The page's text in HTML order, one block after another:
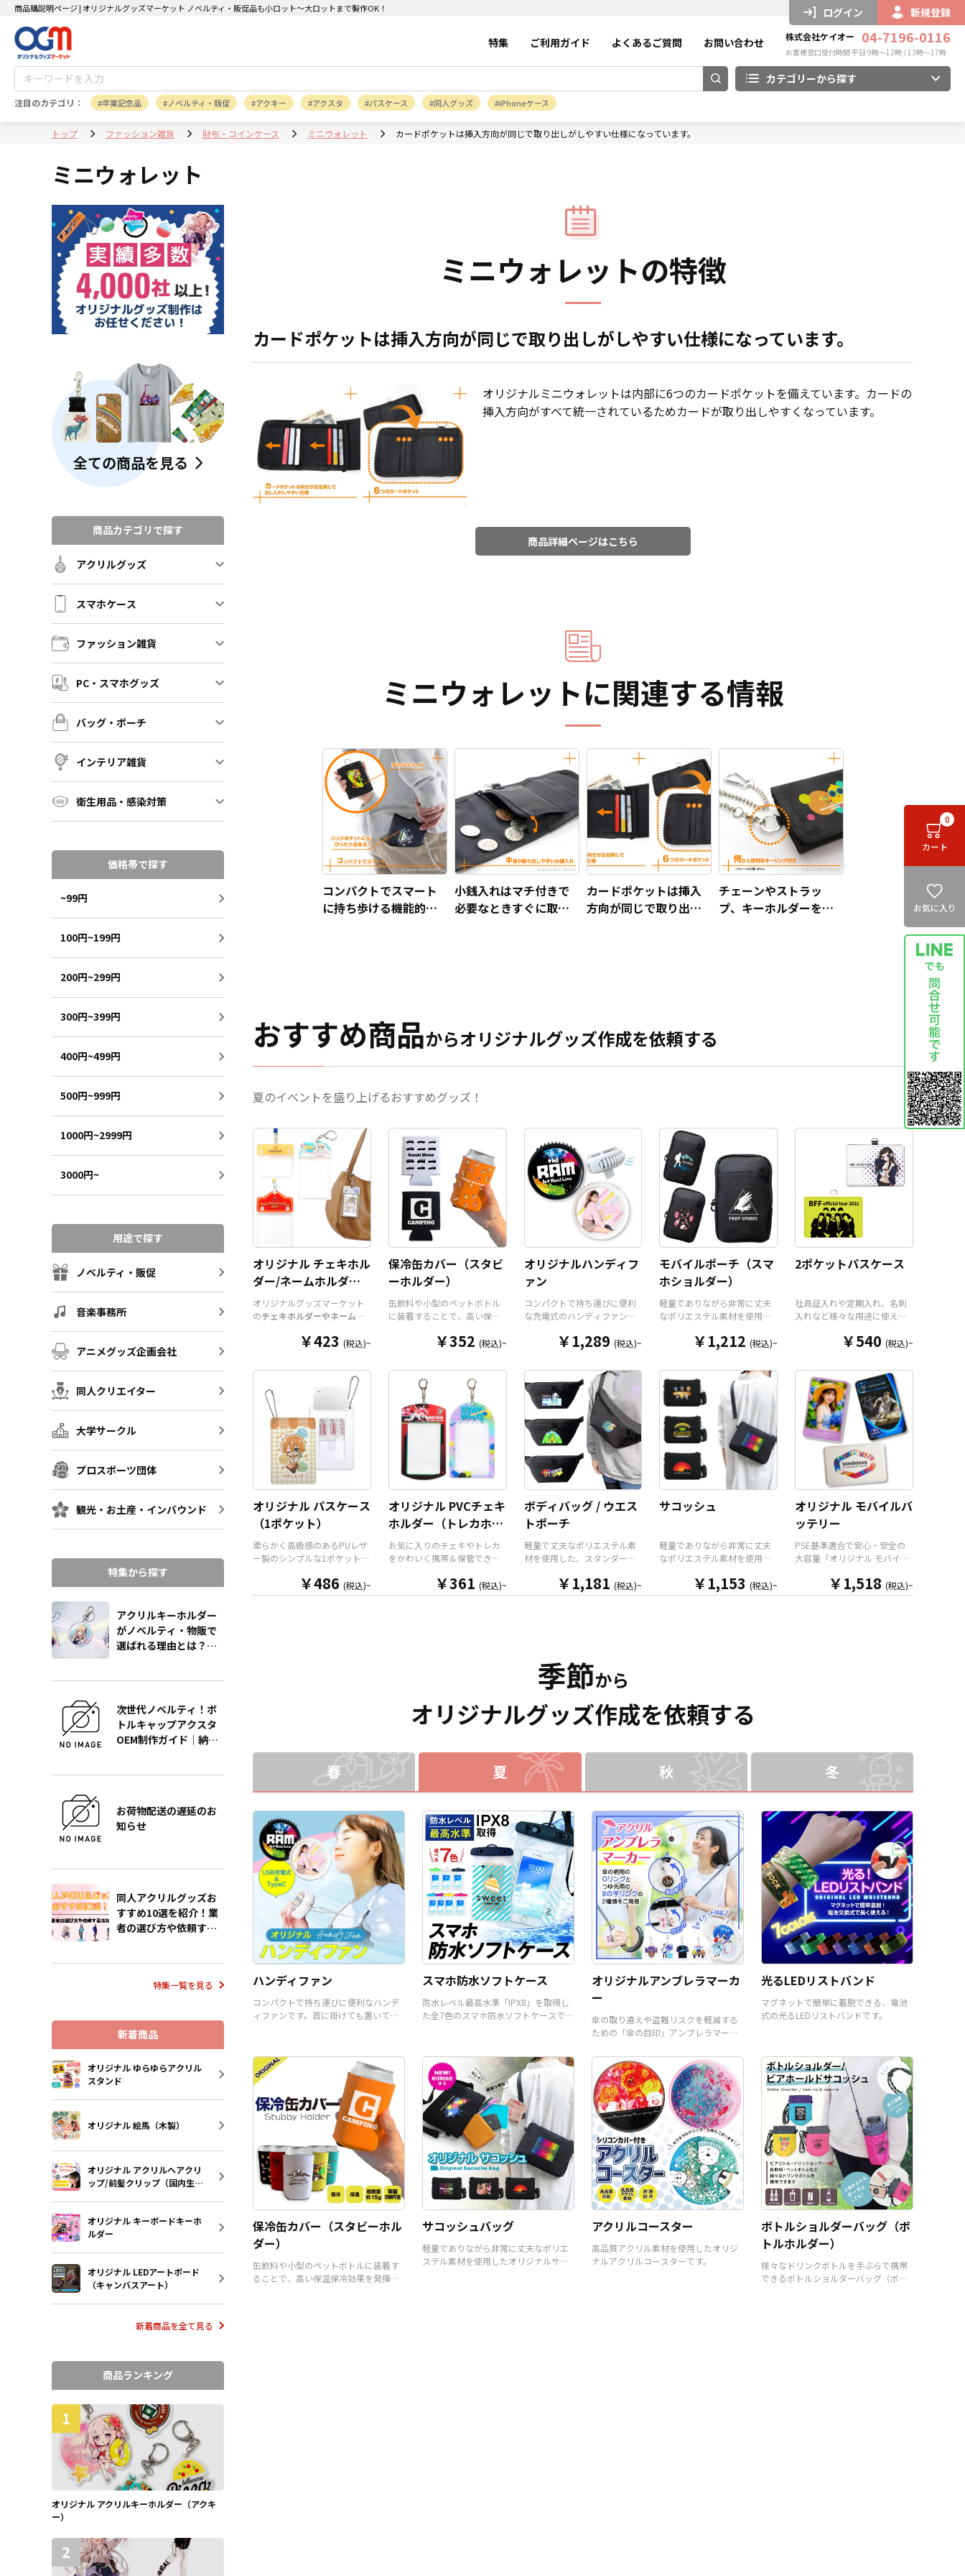
商品購説明ページ | オリジナルグッズマーケット ノベルティ・販促品も小ロット～大ロットまで製作OK！ ログイン 新規登録
特集 ご利用ガイド よくあるご質問 お問い合わせ 株式会社ケイオー 04-7196-0116
お客様窓口受付時間 平日 9時～12時 / 13時～17時
カテゴリーから探す
注目のカテゴリ： 卒業記念品 ノベルティ・販促 アクキー アクスタ パスケース 同人グッズ iPhoneケース
トップ ファッション雑貨 財布・コインケース ミニウォレット カードポケットは挿入方向が同じで取り出しがしやすい仕様になっています。
ミニウォレット
全ての商品を見る
商品カテゴリで探す
アクリルグッズ
スマホケース
ファッション雑貨
PC・スマホグッズ
バッグ・ポーチ
インテリア雑貨
衛生用品・感染対策
価格帯で探す
~99円
100円~199円
200円~299円
300円~399円
400円~499円
500円~999円
1000円~2999円
3000円~
用途で探す
ノベルティ・販促
音楽事務所
アニメグッズ企画会社
同人クリエイター
大学サークル
プロスポーツ団体
観光・お土産・インバウンド
特集から探す
アクリルキーホルダー
がノベルティ・物販で
選ばれる理由とは？販
次世代ノベルティ！ボ
トルキャップアクスタ
OEM制作ガイド｜納
お荷物配送の遅延のお
知らせ
同人アクリルグッズお
すすめ10選を紹介！業
者の選び方や依頼する
特集一覧を見る
新着商品
オリジナル ゆらゆらアクリル
スタンド
オリジナル 絵馬（木製）
オリジナル アクリルヘアクリ
ップ/前髪クリップ（国内生
オリジナル キーボードキーホ
ルダー
オリジナル LEDアートボード
（キャンバスアート）
新着商品を全て見る
商品ランキング
1
オリジナル アクリルキーホルダー（アクキ
ー）
2
ミニウォレットの特徴
カードポケットは挿入方向が同じで取り出しがしやすい仕様になっています。
オリジナルミニウォレットは内部に6つのカードポケットを備えています。カードの
挿入方向がすべて統一されているためカードが取り出しやすくなっています。
商品詳細ページはこちら
ミニウォレットに関連する情報
コンパクトでスマート
に持ち歩ける機能的な
小銭入れはマチ付きで
必要なときすぐに取り
カードポケットは挿入
方向が同じで取り出し
チェーンやストラッ
プ、キーホルダーをつ
おすすめ商品からオリジナルグッズ作成を依頼する
夏のイベントを盛り上げるおすすめグッズ！
オリジナル チェキホル
ダー/ネームホルダー/
チケットホルダー
オリジナルグッズマーケット
のチェキホルダーやネームホ
アクリル部分とホルダーパー
そうでなかったオリジナルグ
です。透明度が高く美し
いアクリルのヘッダーパーツ
と、オリジナル
のチケットホ
ルダーやチェキホルダー、ネ
ームホルダーでオリジナルの
ホルダーはデザイン次第でど
んなシーンでもマッチしま
す。ヘッダー部分はダイカッ
トでデザインにあわせた自由
ます。また長さ調整と安全機
能が付いたネックストラップ
ョンでチャームを追加した
り、ストラップをキーホルダ
す。 アニメ、エンタメ、スポ
￥423 (税込)~
保冷缶カバー（スタビ
ーホルダー）
缶飲料や小型のペットボトル
に装着することで、高い保温
バー（スタビーホルダー）を
時は折り畳んで持ち運べるの
で、携帯性に優れています。
オールシーズンはもちろん、
さまざまなシーンで活躍する
アイテムです。本体のカラー
は全9色ご用意しておりますの
で、お客様のイメージやデザ
インに合わせてお選びいただ
けます。 国内の自社工場にて
印刷いたしますので、短納
です。グッズ制作の専門スタ
ッフがしっかりサポートいた
ましたらお気軽にご相談くだ
さい。
￥352 (税込)~
オリジナルハンディフ
ァン
コンパクトで持ち運びに便利
な充電式のハンディファン
ンにて製作いたします。携帯
に便利なコンパクトサイズの
扇風機で、重さは約110gと軽
量。風量は3段階に切り替えが
可能です。ネックストラップ
が付属しますので、「首掛け
扇風機」「卓上扇風機」「手
持ち扇風機」の3WAYで使用す
ることができます。 販売に必
要な資材も取り揃えておりま
すので、お客様にはデザイン
をご入稿いただくだけで商品
ができます。国内生産で小ロ
ットからの制作も承っており
わせください！
￥1,289(税込)~
モバイルポーチ（スマ
ホショルダー）
軽量でありながら非常に丈夫
なポリエステル素材を使用し
チ（スマホショルダー）で
す。オープンポケット1つにフ
ァスナーポケット2つのトリプ
ルポケットですので整理整頓
もしやすく、使いたいアイテ
ムをさっと取り出すことがで
きます。ショルダーポーチと
してだけでなく、カラビナ用
のループ（※カラビナ本体は
オプションとなります）とベ
ルトループを装備しています
ので、様々な用途に活躍いた
も使えるバランスの良いサイ
野外フェスやスポーツイベン
トなどの販促品はもちろん、
サートやライブイベントの物
承っておりますので、ご不明
点がありましたらお気軽にご
相談ください。
￥1,212(税込)~
2ポケットパスケース
社員証入れや定期入れ、名刺
入れなど様々な用途に使え
ケースをお客様がお持ちのオ
いたします。クリアポケット
と通常ポケットで2枚のカード
を収納することができ、ネッ
クストラップも標準装備。ア
ニメグッズやアーティストグ
ッズとしてはもちろん、企業
ロゴを入れたオリジナル社員
証ケースや、コンサート等の
スタッフパスケースとしても
最適です。販売に必要な資材
お客様にはデザインをご入稿
いただくだけでオリジナル商
とができます。 短納期・小ロ
ットでの対応も可能ですので
軽にご相談ください。
￥540 (税込)~
オリジナル パスケース
（1ポケット）
柔らかく高級感のあるPUレザ
ー製のシンプルな1ポケット仕
す。ケイオーが誇る高品質な
フルカラー印刷で、表面全面
スケースはプレゼントやギフ
トとしても人気が高く、老若
男女多くのエンドユーザー様
がターゲットになるアイテム
り揃えておりますので、お客
様にはデザインをご入稿いた
だくだけで、オリジナル商品
として販売することができま
す。国内生産で小ロットから
の制作も承っておりますの
で、お気軽にご相談くださ
￥486 (税込)~
オリジナル PVCチェキ
ホルダー（トレカホル
ダー）
お気に入りのチェキやトレカ
をかわいく携帯＆保管できる
ダー（トレカホルダー）」を
お客様のオリジナルデザイン
す。 キーホルダー付きなの
で、バッグやポーチに取り付
け、推しへの愛をさりげなく
す。 販売に必要な資材も取り
揃えておりますので、お客様
くだけでオリジナル商品とし
て販売していただくことがで
きます。国内生産で短納期、
小ロットからの制作も承って
おりますので、お気軽にご相
談ください。
￥361 (税込)~
ボディバッグ / ウエス
トポーチ
軽量で丈夫なポリエステル素
材を使用した、スタンダード
ッグ（ウエストポーチ）で
す。メインポケットはダブル
整できるので、男性・女性問
わずお使いいただけるユニセ
ックス商品となっておりま
ボディバッグ（ウエストポー
チ）はオリジナルデザインの
アーティストグッズなどのイ
ベントグッズとしても喜ばれ
ます。シンプルなロゴなどを
いれて販促品はもちろん記念
品としてもオススメです。販
売に必要な資材も取り揃えて
おりますので、お客様にはデ
ザインをご入稿いただくだけ
でオリジナル商品として販売
していただくことができま
す。 短納期・小ロットでの対
応も可能ですのでご不明点が
ありましたらお気軽にご相談
ください。
￥1,181(税込)~
サコッシュ
軽量でありながら非常に丈夫
なポリエステル素材を使用し
す。メンズもレディースも使
えるバランスの良いサイズ感
はもちろん、同人イベントで
の販売やコンサートやライブ
適です。販売に必要な資材も
取り揃えておりますので、お
客様にはデザインをご入稿い
ただくだけでオリジナル商品
ができます。 短納期・小ロッ
トでの対応も可能ですのでご
不明点がありましたらお気軽
にご相談ください。
￥1,153(税込)~
オリジナル モバイルバ
ッテリー
PSE基準適合で安心・安全の
大容量「オリジナル モバイル
ジナルデザインで制作いたし
ます。 モバイルバッテリー本
PSE（電気用品安全法）基準
適合製品で、加えて各種「安
全機能」搭載＆耐衝撃設計。
モバイルバイルバッテリーは
なった定番デジタルガジェッ
トですので、老若男女多くの
お客様をターゲットにできる
汎用性の高いオリジナルグッ
ズが制作できます。 専用のブ
リスターパッケージなど、販
売に必要な資材も取り揃えて
おりますので、お客様にはデ
ザインをご入稿いただくだけ
で、オリジナル商品として販
売することができます。お気
軽にご相談ください。
￥1,518 (税込)~
季節から
オリジナルグッズ作成を依頼する
春 夏 秋 冬
ハンディファン
コンパクトで持ち運びに便利なハンデ
ィファンです。首に掛けても置いて使
スマホ防水ソフトケース
防水レベル最高水準「IPX8」を取得し
た全7色のスマホ防水ソフトケースで
オリジナルアンブレラマーカ
ー
傘の取り違えや盗難リスクを軽減する
ための「傘の目印」アンブレラマーカ
光るLEDリストバンド
マグネットで簡単に着脱できる、電池
式の光るLEDリストバンドです。
保冷缶カバー（スタビーホル
ダー）
缶飲料や小型のペットボトルに装着す
ることで、高い保温保冷効果を発揮す
サコッシュバッグ
軽量でありながら非常に丈夫なポリエ
ステル素材を使用したオリジナルサコ
アクリルコースター
高品質アクリル素材を使用したオリジ
ナルアクリルコースターです。
ボトルショルダーバッグ（ボ
トルホルダー）
様々なドリンクボトルを手ぶらで携帯
できるボトルショルダーバッグ（ボト
カート
0
お気に入り